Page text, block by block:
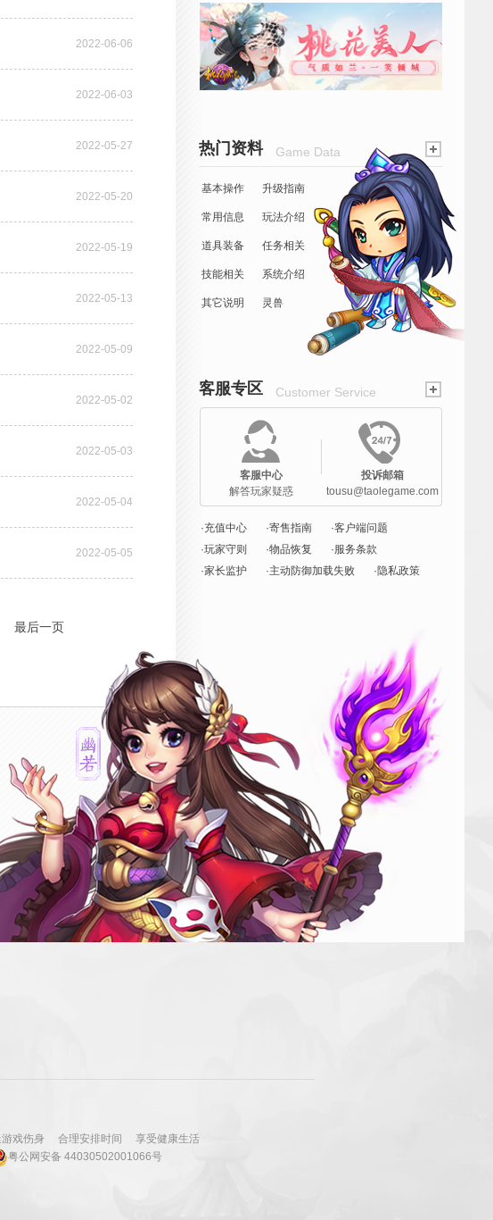
2022-06-06
2022-06-03
2022-05-27
2022-05-20
2022-05-19
2022-05-13
2022-05-09
2022-05-02
2022-05-03
2022-05-04
2022-05-05
最后一页
热门资料 Game Data
基本操作 升级指南
常用信息 玩法介绍
道具装备 任务相关
技能相关 系统介绍
其它说明 灵兽
客服专区 Customer Service
客服中心
解答玩家疑惑
投诉邮箱
tousu@taolegame.com
·充值中心 ·寄售指南
·客户端问题
·玩家守则
·物品恢复
·服务条款
·家长监护
·主动防御加载失败 ·隐私政策
戏伤身 合理安排时间
享受健康生活
粤公网安备 44030502001066号